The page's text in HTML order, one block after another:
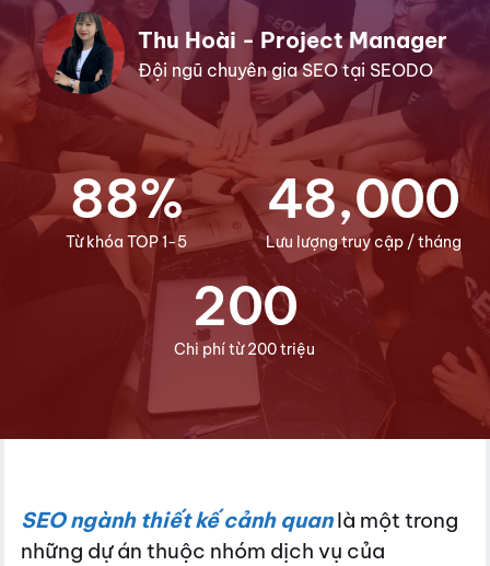
Thu Hoài - Project Manager
Đội ngũ chuyên gia SEO tại SEODO
88%
Từ khóa TOP 1-5
48,000
Lưu lượng truy cập / tháng
200
Chi phí từ 200 triệu
SEO ngành thiết kế cảnh quanlà một trong
những dự án thuộc nhóm dịch vụ của